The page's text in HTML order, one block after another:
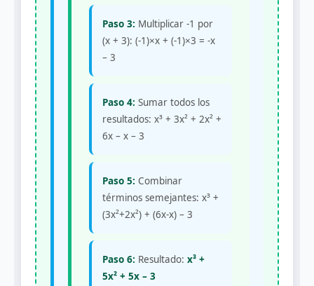
Paso 3: Multiplicar -1 por
(x + 3): (-1)×x + (-1)×3 = -x
– 3
Paso 4: Sumar todos los
resultados: x³ + 3x² + 2x² +
6x – x – 3
Paso 5: Combinar
términos semejantes: x³ +
(3x²+2x²) + (6x-x) – 3
Paso 6: Resultado: x³ +
5x² + 5x – 3